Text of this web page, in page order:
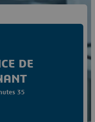
sur ce qui compte
DE
35